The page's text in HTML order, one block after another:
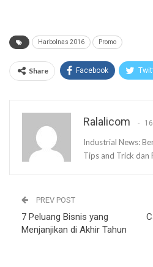
Harbolnas 2016 Promo
Share Facebook
Ralalicom
Industrial News:
Tips and Trick dan
PREV POST
7 Peluang Bisnis yang
Menjanjikan di Akhir Tahun